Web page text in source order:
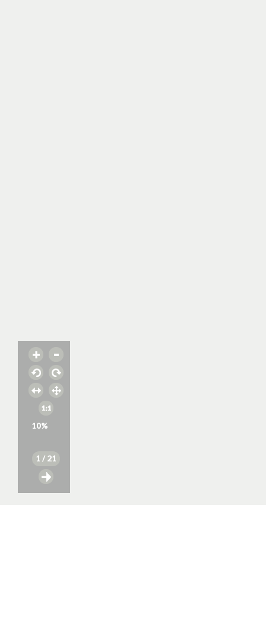
10%
1 / 21